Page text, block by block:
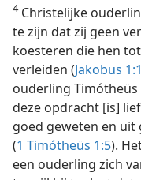
4Christelijke
te zijn dat zij geen
koesteren die hen
verleiden (Jakobus
ouderling Timótheüs
deze opdracht [is]
goed geweten en uit
(1 Timótheüs 1:5).
een ouderling zich